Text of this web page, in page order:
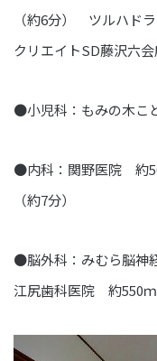
（約6分） ツルハド
クリエイトSD藤沢六
●小児科：もみの木こ
●内科：関野医院 約
（約7分）
●脳外科：みむら脳
江尻歯科医院 約550ｍ